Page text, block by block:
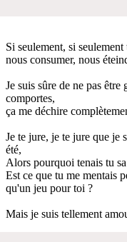
Si seulement, si
nous consumer, nous
Je suis sûre de ne pas
comportes,
ça me déchire
Je te jure, je te jure que je
été,
Alors pourquoi tenais tu
Est ce que tu me mentais
qu'un jeu pour toi ?
Mais je suis tellement